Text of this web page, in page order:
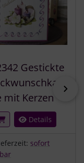
Gestickte
mit Kerzen
Details
sofort